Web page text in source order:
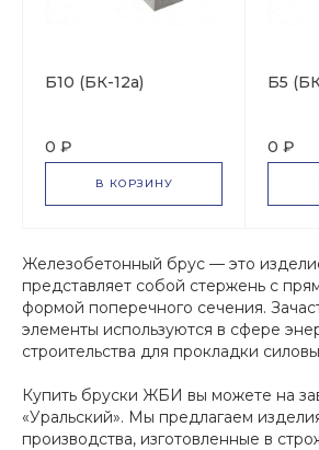
Б10 (БК-12а)
0 ₽
В КОРЗИНУ
Б5
0 ₽
Железобетонный брус — это
представляет собой стержень с
формой поперечного сечения.
элементы используются в сфере
строительства для прокладки
Купить бруски ЖБИ вы можете на
«Уральский». Мы предлагаем
производства, изготовленные в